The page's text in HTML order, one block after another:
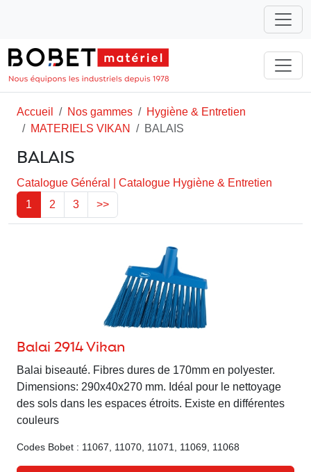
Accueil Nos gammes
Hygiène & Entretien
MATERIELS VIKAN
BALAIS
BALAIS
Catalogue Général
Catalogue Hygiène & Entretien
1
2 3 >>
Balai 2914 Vikan
Balai biseauté. Fibres dures de 170mm en polyester.
Dimensions: 290x40x270 mm. Idéal pour le nettoyage
des sols dans les espaces étroits. Existe en différentes
couleurs
Codes Bobet : 11067, 11070, 11071, 11069, 11068